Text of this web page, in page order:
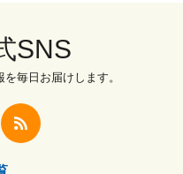
SNS
毎日お届けします。